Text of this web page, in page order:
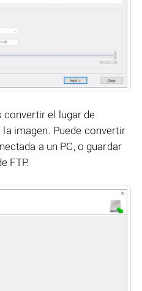
convertir el lugar de
imagen. Puede convertir
a un PC, o guardar
FTP.